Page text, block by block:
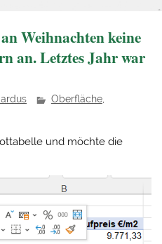
Weihnachten keine
an. Letztes Jahr war
Oberfläche,
und möchte die